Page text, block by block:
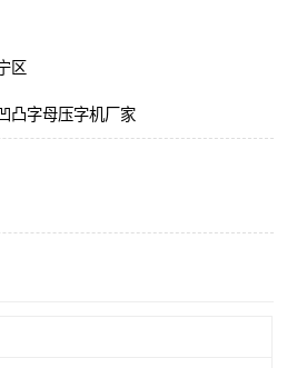
区
凸字母压字机厂家